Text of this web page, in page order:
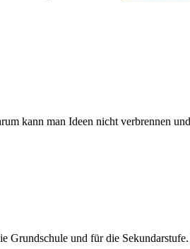
kann man Ideen nicht verbrennen
Grundschule und für die